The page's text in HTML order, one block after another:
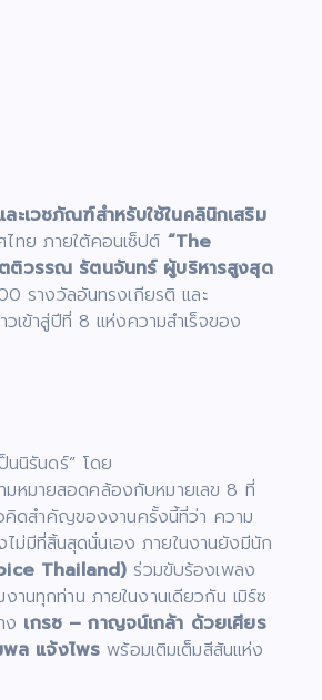
ะเวชภัณฑ์สำหรับใช้ในคลินิกเสริม
ไทย ภายใต้คอนเซ็ปต์ “The
ติวรรณ รัตนจันทร์ ผู้บริหารสูงสุด
รางวัลอันทรงเกียรติ และ
ข้าสู่ปีที่ 8 แห่งความสำเร็จของ
นนิรันดร์” โดย
มหมายสอดคล้องกับหมายเลข 8 ที่
ดสำคัญของงานครั้งนี้ที่ว่า ความ
ไม่มีที่สิ้นสุดนั่นเอง ภายในงานยังมีนัก
Thailand) ร่วมขับร้องเพลง
นทุกท่าน ภายในงานเดียวกัน เมิร์ซ
ง เกรซ – กาญจน์เกล้า ด้วยเศียร
พล แจ้งไพร พร้อมเติมเต็มสีสันแห่ง